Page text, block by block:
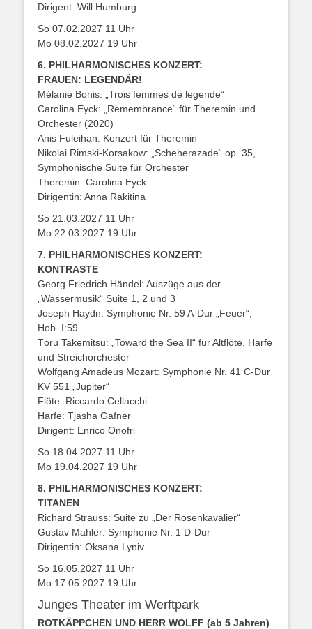
Dirigent: Will Humburg
So 07.02.2027 11 Uhr
Mo 08.02.2027 19 Uhr
6. PHILHARMONISCHES KONZERT:
FRAUEN: LEGENDÄR!
Mélanie Bonis: „Trois femmes de legende“
Carolina Eyck: „Remembrance“ für Theremin und
Orchester (2020)
Anis Fuleihan: Konzert für Theremin
Nikolai Rimski-Korsakow: „Scheherazade“ op. 35,
Symphonische Suite für Orchester
Theremin: Carolina Eyck
Dirigentin: Anna Rakitina
So 21.03.2027 11 Uhr
Mo 22.03.2027 19 Uhr
7. PHILHARMONISCHES KONZERT:
KONTRASTE
Georg Friedrich Händel: Auszüge aus der
„Wassermusik“ Suite 1, 2 und 3
Joseph Haydn: Symphonie Nr. 59 A-Dur „Feuer“,
Hob. I:59
Tōru Takemitsu: „Toward the Sea II“ für Altflöte, Harfe
und Streichorchester
Wolfgang Amadeus Mozart: Symphonie Nr. 41 C-Dur
KV 551 „Jupiter“
Flöte: Riccardo Cellacchi
Harfe: Tjasha Gafner
Dirigent: Enrico Onofri
So 18.04.2027 11 Uhr
Mo 19.04.2027 19 Uhr
8. PHILHARMONISCHES KONZERT:
TITANEN
Richard Strauss: Suite zu „Der Rosenkavalier“
Gustav Mahler: Symphonie Nr. 1 D-Dur
Dirigentin: Oksana Lyniv
So 16.05.2027 11 Uhr
Mo 17.05.2027 19 Uhr
Junges Theater im Werftpark
ROTKÄPPCHEN UND HERR WOLFF (ab 5 Jahren)